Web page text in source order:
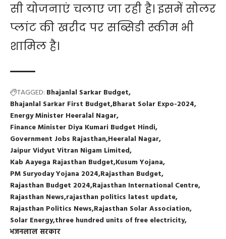
सी योजनाएं चलाए जा रही है। इसमें सोलर
प्लांट की खरीद पर सब्सिडी स्कीम भी
शामिल है।
TAGGED: Bhajanlal Sarkar Budget
Bhajanlal Sarkar First Budget Bharat Solar Expo-2024
Energy Minister Heeralal Nagar
Finance Minister Diya Kumari Budget Hindi
Government Jobs Rajasthan Heeralal Nagar
Jaipur Vidyut Vitran Nigam Limited
Kab Aayega Rajasthan Budget Kusum Yojana
PM Suryoday Yojana 2024 Rajasthan Budget
Rajasthan Budget 2024 Rajasthan International Centre
Rajasthan News rajasthan politics latest update
Rajasthan Politics News Rajasthan Solar Association
Solar Energy three hundred units of free electricity
भजनलाल सरकार